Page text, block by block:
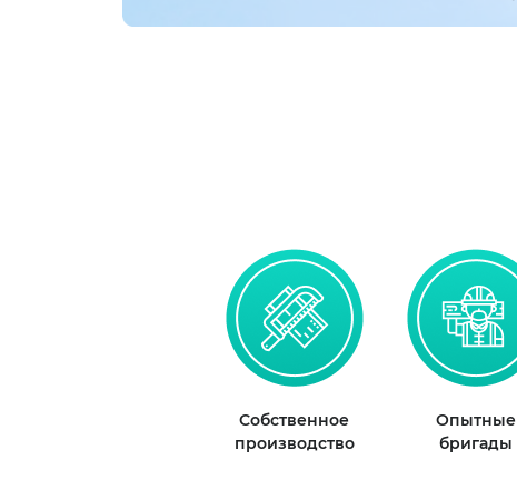
Собственное
производство
Опытные
бригады